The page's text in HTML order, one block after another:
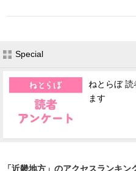
Special
ねとらぼ 読
ます
「近畿地方」のアクセスランキン